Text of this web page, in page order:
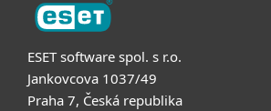
ESET software spol. s r.o.
Jankovcova 1037/49
Praha 7, Česká republika